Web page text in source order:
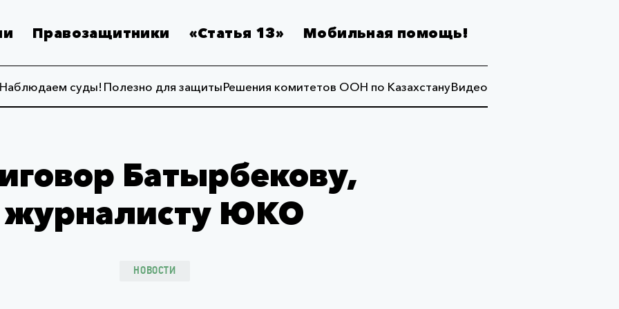
Правозащитники «Статья 13» Мобильная помощь!
Наблюдаем суды! Полезно для защитыРешения комитетов ООН по КазахстануВидео
Батырбекову,
журналисту ЮКО
НОВОСТИ